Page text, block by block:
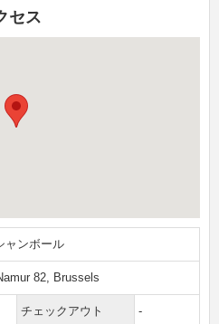
セス
ャンボール
82, Brussels
チェックアウト -